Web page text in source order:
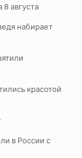
августа
набирает
красотой
в России с